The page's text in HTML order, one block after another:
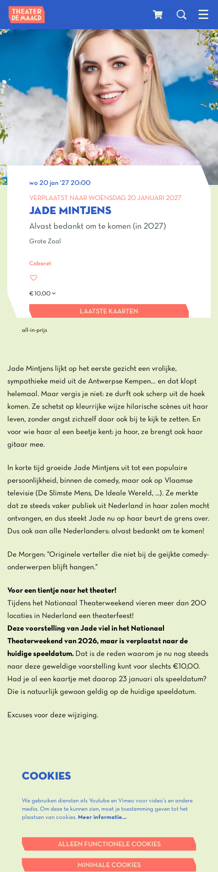
Menu
JADE MINTJENS
Alvast bedankt om te komen (in 2027)
VERPLAATST NAAR WOENSDAG 20 JANUARI 2027
wo 20 jan ’27 20:00
Grote Zaal
Cabaret
€ 10,00
LAATSTE KAARTEN
all-in-prijs
Jade Mintjens lijkt op het eerste gezicht een vrolijke,
sympathieke meid uit de Antwerpse Kempen… en dat klopt
helemaal. Maar vergis je niet: ze durft ook scherp uit de hoek
komen. Ze schetst op kleurrijke wijze hilarische scènes uit haar
leven, zonder angst zichzelf daar ook bij te kijk te zetten. En
voor wie haar al een beetje kent: ja hoor, ze brengt ook haar
gitaar mee.
In korte tijd groeide Jade Mintjens uit tot een populaire
persoonlijkheid, binnen de comedy, maar ook op Vlaamse
televisie (De Slimste Mens, De Ideale Wereld, ...). Ze merkte
dat ze steeds vaker publiek uit Nederland in haar zalen mocht
ontvangen, en dus steekt Jade nu op haar beurt de grens over.
Dus ook aan alle Nederlanders: alvast bedankt om te komen!
De Morgen: "Originele verteller die niet bij de geijkte comedy-
onderwerpen blijft hangen."
Voor een tientje naar het theater!
Tijdens het Nationaal Theaterweekend vieren meer dan 200
locaties in Nederland een theaterfeest!
Deze voorstelling van Jade viel in het Nationaal
Theaterweekend van 2026, maar is verplaatst naar de
huidige speeldatum. Dat is de reden waarom je nu nog steeds
naar deze geweldige voorstelling kunt voor slechts €10,00.
Had je al een kaartje met daarop 23 januari als speeldatum?
Die is natuurlijk gewoon geldig op de huidige speeldatum.
Excuses voor deze wijziging.
COOKIES
We gebruiken diensten als Youtube en Vimeo voor video's en andere
media. Om deze te kunnen zien, moet je toestemming geven tot het
plaatsen van cookies. Meer informatie…
ALLEEN FUNCTIONELE COOKIES
MINIMALE COOKIES